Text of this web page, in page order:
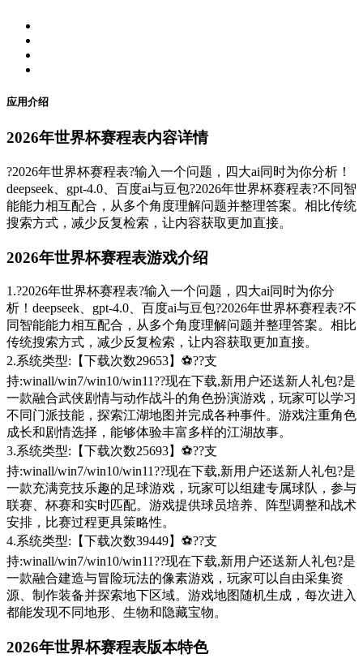
应用介绍
2026年世界杯赛程表内容详情
?2026年世界杯赛程表?输入一个问题，四大ai同时为你分析！
deepseek、gpt-4.0、百度ai与豆包?2026年世界杯赛程表?不同智
能能力相互配合，从多个角度理解问题并整理答案。相比传统
搜索方式，减少反复检索，让内容获取更加直接。
2026年世界杯赛程表游戏介绍
1.?2026年世界杯赛程表?输入一个问题，四大ai同时为你分
析！deepseek、gpt-4.0、百度ai与豆包?2026年世界杯赛程表?不
同智能能力相互配合，从多个角度理解问题并整理答案。相比
传统搜索方式，减少反复检索，让内容获取更加直接。
2.系统类型:【下载次数29653】⚽??支
持:winall/win7/win10/win11??现在下载,新用户还送新人礼包?是
一款融合武侠剧情与动作战斗的角色扮演游戏，玩家可以学习
不同门派技能，探索江湖地图并完成各种事件。游戏注重角色
成长和剧情选择，能够体验丰富多样的江湖故事。
3.系统类型:【下载次数25693】⚽??支
持:winall/win7/win10/win11??现在下载,新用户还送新人礼包?是
一款充满竞技乐趣的足球游戏，玩家可以组建专属球队，参与
联赛、杯赛和实时匹配。游戏提供球员培养、阵型调整和战术
安排，比赛过程更具策略性。
4.系统类型:【下载次数39449】⚽??支
持:winall/win7/win10/win11??现在下载,新用户还送新人礼包?是
一款融合建造与冒险玩法的像素游戏，玩家可以自由采集资
源、制作装备并探索地下区域。游戏地图随机生成，每次进入
都能发现不同地形、生物和隐藏宝物。
2026年世界杯赛程表版本特色